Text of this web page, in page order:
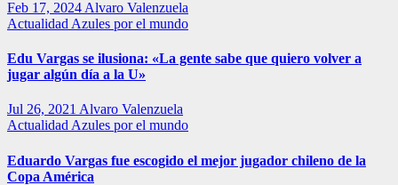
Feb 17, 2024 Alvaro Valenzuela
Actualidad Azules por el mundo
Edu Vargas se ilusiona: «La gente sabe que quiero volver a
jugar algún día a la U»
Jul 26, 2021 Alvaro Valenzuela
Actualidad Azules por el mundo
Eduardo Vargas fue escogido el mejor jugador chileno de la
Copa América